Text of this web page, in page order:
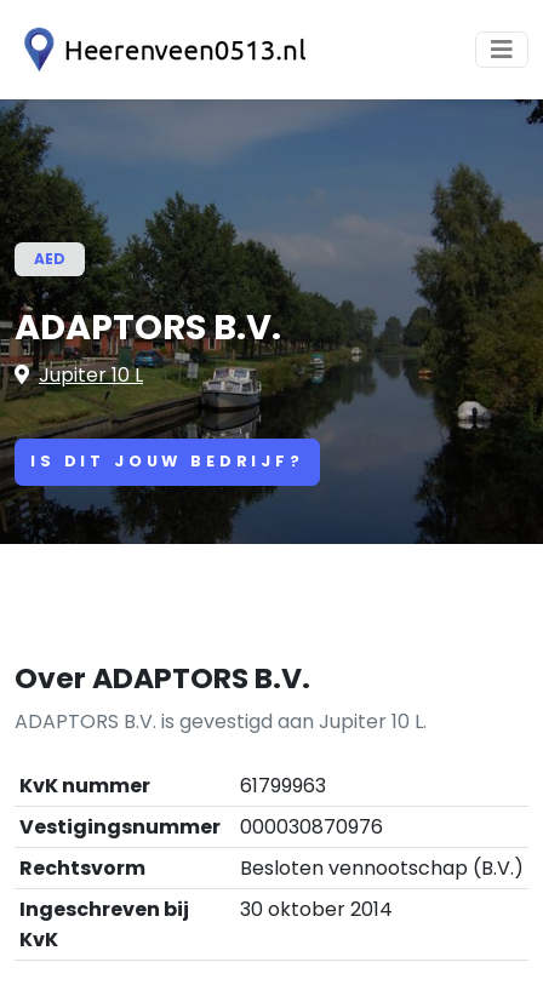
AED
ADAPTORS B.V.
Jupiter 10 L
IS DIT JOUW BEDRIJF?
Over ADAPTORS B.V.
ADAPTORS B.V. is gevestigd aan Jupiter 10 L.
KvK nummer
61799963
Vestigingsnummer
000030870976
Rechtsvorm
Besloten vennootschap (B.V.)
Ingeschreven bij
KvK
30 oktober 2014